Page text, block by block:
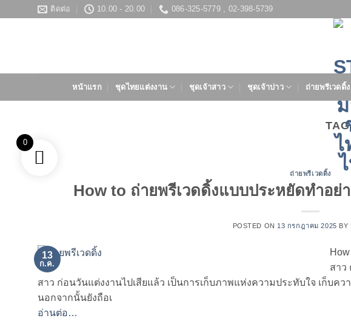
ติดต่อ 10.00 - 20.00 086-325-5779 , 02-398-5739
หน้าแรก ชุดไทยแต่งงาน ชุดเจ้าสาว ชุดเจ้าบ่าว ถ่ายพรีเวดดิ้ง
ถ่ายพรีเวดดิ้ง
How to ถ่ายพรีเวดดิ้งแบบประหยัดทำอย่
POSTED ON 13 กรกฎาคม 2025 BY
13
ก.ค.
สาว
สาว ก่อนวันแต่งงานไปเสียแล้ว เป็นการเก็บภาพแห่งความประทับใจ เก็บค
นอกจากนั้นยังถือเ
อ่านต่อ…
0